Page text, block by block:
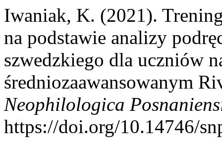
Iwaniak, K. (2021).
na podstawie analizy
szwedzkiego dla uczniów
średniozaawansowanym
Neophilologica
https://doi.org/10.14746/